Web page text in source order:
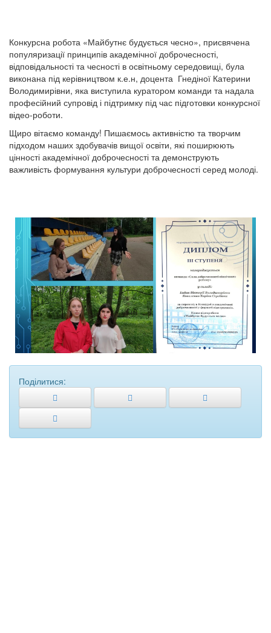
Конкурсна робота «Майбутнє будується чесно», присвячена
популяризації принципів академічної доброчесності,
відповідальності та чесності в освітньому середовищі, була
виконана під керівництвом к.е.н, доцента Гнедіної Катерини
Володимирівни, яка виступила куратором команди та надала
професійний супровід і підтримку під час підготовки конкурсної
відео-роботи.
Щиро вітаємо команду! Пишаємось активністю та творчим
підходом наших здобувачів вищої освіти, які поширюють
цінності академічної доброчесності та демонструють
важливість формування культури доброчесності серед молоді.
Поділитися: